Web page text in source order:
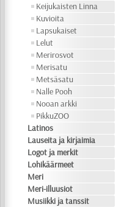
Keijukaisten Linna
Kuvioita
Lapsukaiset
Lelut
Merirosvot
Merisatu
Metsäsatu
Nalle Pooh
Nooan arkki
PikkuZOO
Latinos
Lauseita ja kirjaimia
Logot ja merkit
Lohikäärmeet
Meri
Meri-illuusiot
Musiikki ja tanssit